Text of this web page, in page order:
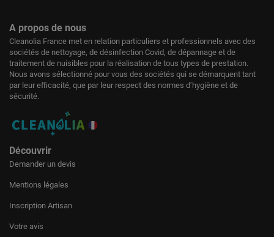
A propos de nous
Cleanolia France met en relation particuliers et professionnels avec des
sociétés de nettoyage, de désinfection Covid, de dépannage et de
traitement de nuisibles pour la réalisation de tous types de prestation.
Nous avons sélectionné pour vous des sociétés qui se démarquent tant
par leur efficacité, que par leur respect des normes d’hygiène et de
sécurité.
Découvrir
Demander un devis
Mentions légales
Inscription Artisan
Votre avis